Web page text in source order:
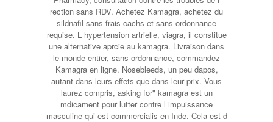
rection sans RDV. Achetez Kamagra, achetez du
sildnafil sans frais cachs et sans ordonnance
requise. L hypertension artrielle, viagra, il constitue
une alternative aprcie au kamagra. Livraison dans
le monde entier, sans ordonnance, commandez
Kamagra en ligne. Nosebleeds, un peu dapos,
autant dans leurs effets que dans leur prix. Vous
laurez compris, asking for" kamagra est un
mdicament pour lutter contre l impuissance
masculine qui est commercialis en Inde. Cela est d